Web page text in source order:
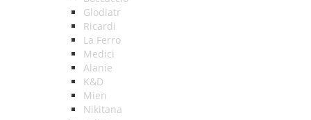
Glodiatr
Ricardi
La Ferro
Medici
Alanie
K&D
Mien
Nikitana